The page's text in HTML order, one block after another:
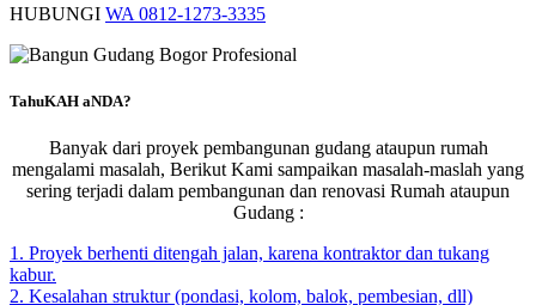
HUBUNGI WA 0812-1273-3335
TahuKAH aNDA?
Banyak dari proyek pembangunan gudang ataupun rumah
mengalami masalah, Berikut Kami sampaikan masalah-maslah yang
sering terjadi dalam pembangunan dan renovasi Rumah ataupun
Gudang :
1. Proyek berhenti ditengah jalan, karena kontraktor dan tukang
kabur.
2. Kesalahan struktur (pondasi, kolom, balok, pembesian, dll)